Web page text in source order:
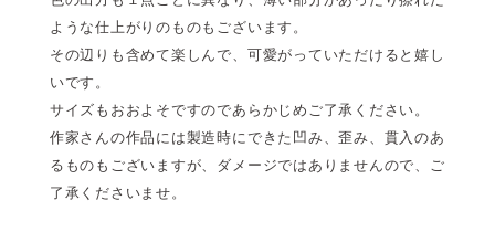
ような仕上がりのものもございます。
その辺りも含めて楽しんで、可愛がっていただけると嬉し
いです。
サイズもおおよそですのであらかじめご了承ください。
作家さんの作品には製造時にできた凹み、歪み、貫入のあ
るものもございますが、ダメージではありませんので、ご
了承くださいませ。